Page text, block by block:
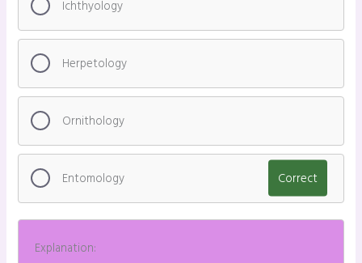
Ichthyology
Herpetology
Ornithology
Entomology Correct
Explanation: